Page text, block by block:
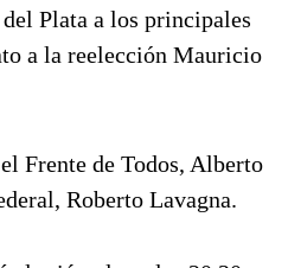
Plata a los principales
a la reelección Mauricio
Frente de Todos, Alberto
Roberto Lavagna.